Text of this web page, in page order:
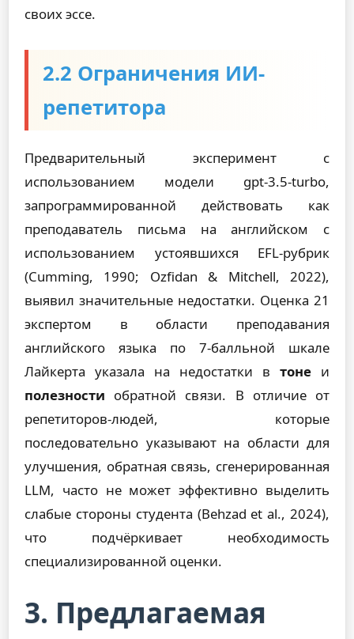
своих эссе.
2.2 Ограничения ИИ-
репетитора
Предварительный эксперимент с
использованием модели gpt-3.5-turbo,
запрограммированной действовать как
преподаватель письма на английском с
использованием устоявшихся EFL-рубрик
(Cumming, 1990; Ozfidan & Mitchell, 2022),
выявил значительные недостатки. Оценка 21
экспертом в области преподавания
английского языка по 7-балльной шкале
Лайкерта указала на недостатки в тоне и
полезности обратной связи. В отличие от
репетиторов-людей, которые
последовательно указывают на области для
улучшения, обратная связь, сгенерированная
LLM, часто не может эффективно выделить
слабые стороны студента (Behzad et al., 2024),
что подчёркивает необходимость
специализированной оценки.
3. Предлагаемая